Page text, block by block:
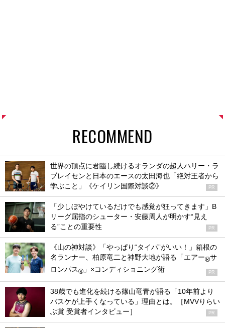
RECOMMEND
世界の頂点に君臨し続けるオランダの超人ハリー・ラ
ブレイセンと日本のエースの太田海也「絶対王者から
学ぶこと」《ケイリン国際対談②》
PR
「少しぼやけているだけでも感覚が狂ってきます」B
リーグ屈指のシューター・安藤周人が明かす“見え
る”ことの重要性
PR
《山の神対談》「やっぱり“タイパ”がいい！」箱根の
名ランナー、柏原竜二と神野大地が語る「エアー®サ
ロンパス® 」×コンディショニング術 PR
38歳でも進化を続ける篠山竜青が語る「10年前より
バスケが上手くなっている」理由とは。［MVVりらい
ぶ賞 受賞者インタビュー］
PR